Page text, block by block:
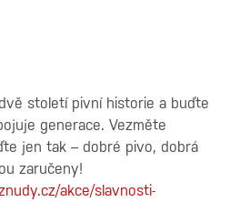
století pivní historie a buďte
generace. Vezměte
jen tak – dobré pivo, dobrá
zaručeny!
akce/slavnosti-